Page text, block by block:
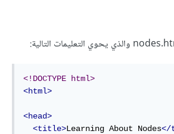
<!DOCTYPE html>
<html>
<head>
<title>Learning About Nodes